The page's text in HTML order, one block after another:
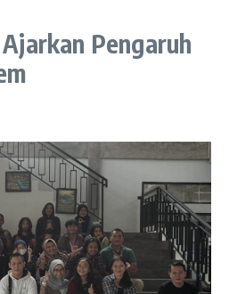
Pengaruh